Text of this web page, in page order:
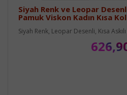
Siyah Renk ve Leopar
Pamuk Viskon Kadın Kısa
Siyah Renk, Leopar Desenli, Kısa